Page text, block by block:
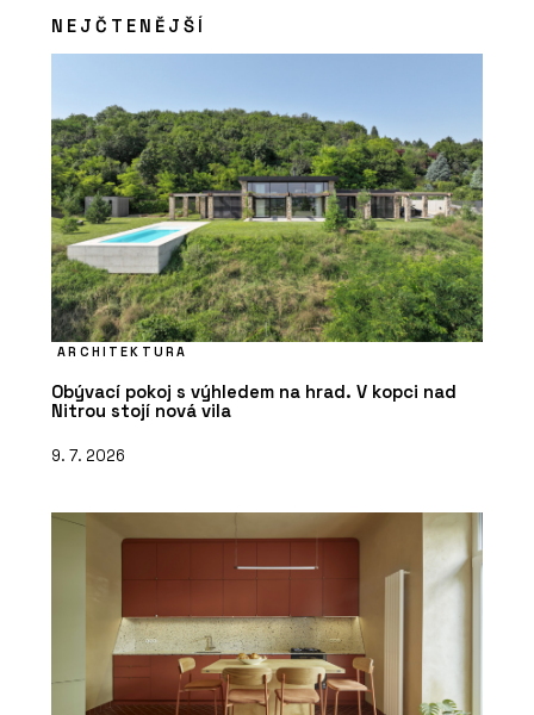
NEJČTENĚJŠÍ
ARCHITEKTURA
Obývací pokoj s výhledem na hrad. V kopci nad
Nitrou stojí nová vila
9. 7. 2026